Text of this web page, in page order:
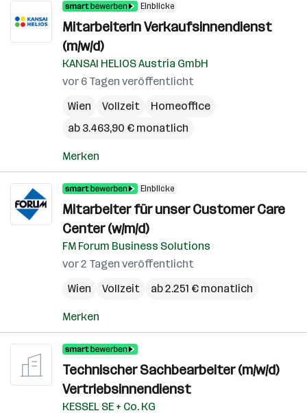
Einblicke
MitarbeiterIn Verkaufsinnendienst
(m/w/d)
KANSAI HELIOS Austria GmbH
vor 6 Tagen veröffentlicht
Wien
Vollzeit
Homeoffice
ab 3.463,90 € monatlich
Merken
Einblicke
Mitarbeiter für unser Customer Care
Center (w/m/d)
FM Forum Business Solutions
vor 2 Tagen veröffentlicht
Wien
Vollzeit ab 2.251 € monatlich
Merken
Technischer Sachbearbeiter (m/w/d)
Vertriebsinnendienst
KESSEL SE + Co. KG